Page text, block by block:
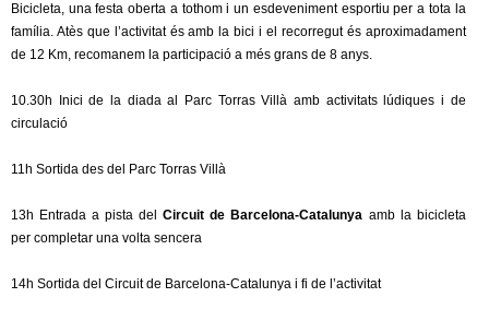
e
G
a
n
o
Bicicleta, una festa oberta a tothom i un esdeveniment esportiu per a tota la
família. Atès que l’activitat és amb la bici i el recorregut és aproximadament
de 12 Km, recomanem la participació a més grans de 8 anys.
10.30h Inici de la diada al Parc Torras Villà amb activitats lúdiques i de
circulació
11h Sortida des del Parc Torras Villà
13h Entrada a pista delCircuit de Barcelona-Catalunya amb la bicicleta
per completar una volta sencera
14h Sortida del Circuit de Barcelona-Catalunya i fi de l’activitat